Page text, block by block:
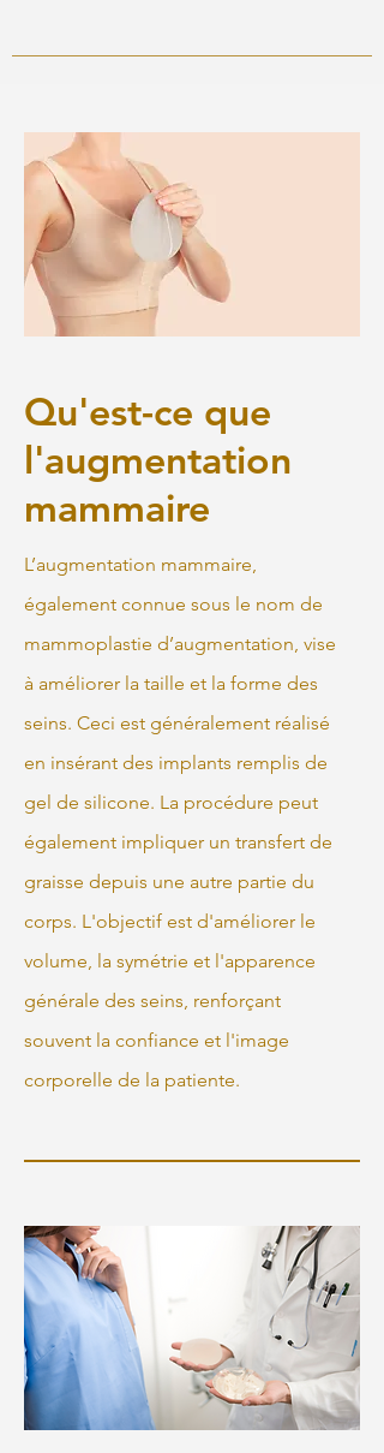
Qu'est-ce que
l'augmentation
mammaire
L’augmentation mammaire,
également connue sous le nom de
mammoplastie d’augmentation, vise
à améliorer la taille et la forme des
seins. Ceci est généralement réalisé
en insérant des implants remplis de
gel de silicone. La procédure peut
également impliquer un transfert de
graisse depuis une autre partie du
corps. L'objectif est d'améliorer le
volume, la symétrie et l'apparence
générale des seins, renforçant
souvent la confiance et l'image
corporelle de la patiente.